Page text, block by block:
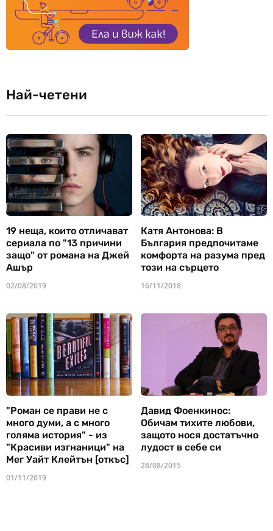
Най-четени
19 неща, които отличават
сериала по "13 причини
защо" от романа на Джей
Ашър
02/08/2019
Катя Антонова: В
България предпочитаме
комфорта на разума пред
този на сърцето
16/11/2018
"Роман се прави не с
много думи, а с много
голяма история" - из
"Красиви изгнаници" на
Мег Уайт Клейтън [откъс]
01/11/2019
Давид Фоенкинос:
Обичам тихите любови,
защото нося достатъчно
лудост в себе си
28/08/2015